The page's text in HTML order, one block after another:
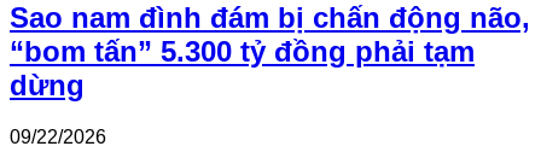
Sao nam đình đám bị chấn động não,
“bom tấn” 5.300 tỷ đồng phải tạm
dừng
09/22/2026